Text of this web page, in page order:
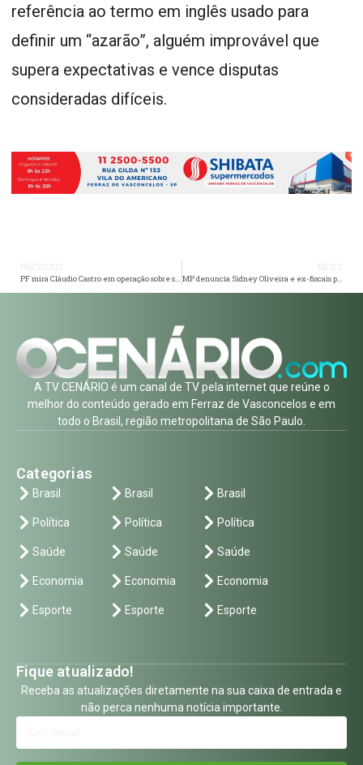
referência ao termo em inglês usado para
definir um “azarão”, alguém improvável que
supera expectativas e vence disputas
consideradas difíceis.
PF mira Cláudio Castro em operação sobre suposto esquema bilionário de fraudes fiscais ligado à Refit MP denuncia Sidney Oliveira e ex-fiscais por suposto esquema bilionário de fraudes tributárias em São Paulo
A TV CENÁRIO é um canal de TV pela internet que reúne o
melhor do conteúdo gerado em Ferraz de Vasconcelos e em
todo o Brasil, região metropolitana de São Paulo.
Categorias
Brasil
Política
Saúde
Economia
Esporte
Brasil
Política
Saúde
Economia
Esporte
Brasil
Política
Saúde
Economia
Esporte
Fique atualizado!
Receba as atualizações diretamente na sua caixa de entrada e
não perca nenhuma notícia importante.